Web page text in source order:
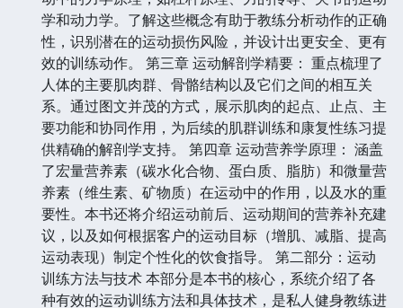
学和动力学。了解这些概念有助于教练分析动作的正确
性，识别潜在的运动损伤风险，并设计出更安全、更有
效的训练动作。 第三章 运动解剖学精要： 重点梳理了
人体的主要肌肉群、骨骼结构以及它们之间的相互关
系。通过图文并茂的方式，展示肌肉的起点、止点、主
要功能和协同作用，为后续的肌群训练和康复性练习提
供精确的解剖学支持。 第四章 运动营养学原理： 涵盖
了宏量营养素（碳水化合物、蛋白质、脂肪）和微量营
养素（维生素、矿物质）在运动中的作用，以及水的重
要性。本书还将介绍运动前后、运动期间的营养补充建
议，以及如何根据客户的运动目标（增肌、减脂、提高
运动表现）制定个性化的饮食指导。 第二部分：运动
训练方法与技术 本部分是本书的核心，系统介绍了各
种有效的运动训练方法和具体技术，是私人健身教练进